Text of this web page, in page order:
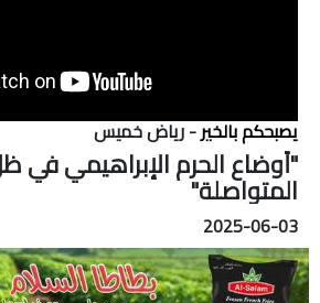
يصبحكم بالخير- رياض خميس
"أوضاع الحرم الإبراهيمي في
المتواصلة"
2025-06-03